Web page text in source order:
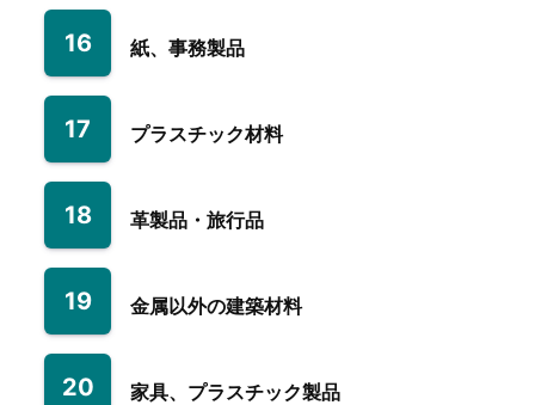
16 紙、事務製品
17 プラスチック材料
18 革製品・旅行品
19 金属以外の建築材料
20 家具、プラスチック製品